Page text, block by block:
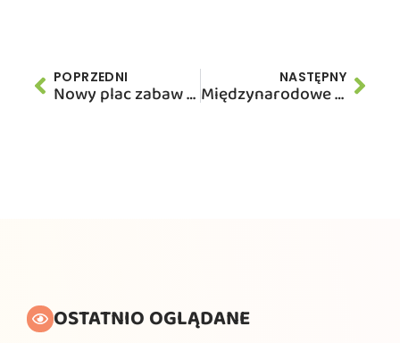
POPRZEDNI
Nowy plac zabaw w Jelczu-Laskowicach
NASTĘPNY
Międzynarodowe Targi Sportu i Rekreacji FSB 2019
OSTATNIO OGLĄDANE